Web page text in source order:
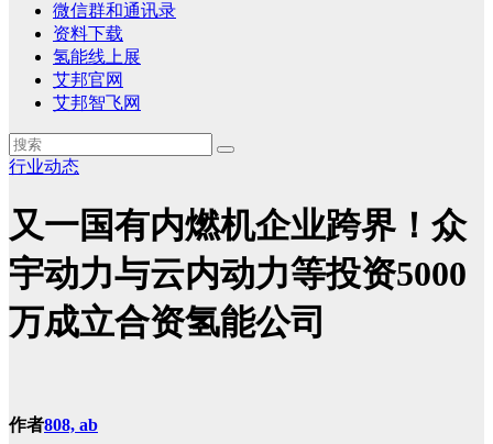
微信群和通讯录
资料下载
氢能线上展
艾邦官网
艾邦智飞网
行业动态
又一国有内燃机企业跨界！众
宇动力与云内动力等投资5000
万成立合资氢能公司
作者808, ab